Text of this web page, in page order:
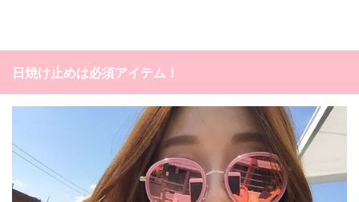
日焼け止めは必須アイテム！